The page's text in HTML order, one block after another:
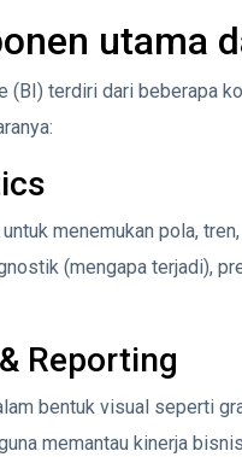
utama
terdiri dari beberapa
menemukan pola,
(mengapa terjadi),
Reporting
bentuk visual seperti
memantau kinerja